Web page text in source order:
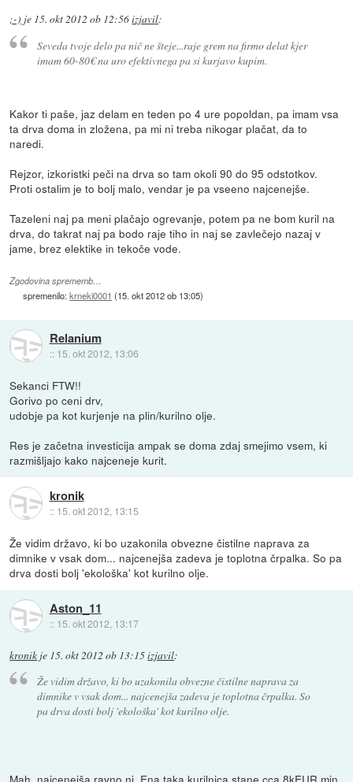
;-) je 15. okt 2012 ob 12:56izjavil:
Seveda tvoje delo pa nič ne šteje...raje grem na firmo delat kjer
imam 60-80€ na uro efektivnega pa si kurjavo kupim.
Kakor ti paše, jaz delam en teden po 4 ure popoldan, pa imam vsa
ta drva doma in zložena, pa mi ni treba nikogar plačat, da to
naredi.
Rejzor, izkoristki peči na drva so tam okoli 90 do 95 odstotkov.
Proti ostalim je to bolj malo, vendar je pa vseeno najcenejše.
Tazeleni naj pa meni plačajo ogrevanje, potem pa ne bom kuril na
drva, do takrat naj pa bodo raje tiho in naj se zavlečejo nazaj v
jame, brez elektike in tekoče vode.
Zgodovina sprememb…
spremenilo:krneki0001 (15. okt 2012 ob 13:05)
Relanium
:: 15. okt 2012, 13:06
Sekanci FTW!!
Gorivo po ceni drv,
udobje pa kot kurjenje na plin/kurilno olje.
Res je začetna investicija ampak se doma zdaj smejimo vsem, ki
razmišljajo kako najceneje kurit.
kronik
:: 15. okt 2012, 13:15
Že vidim državo, ki bo uzakonila obvezne čistilne naprava za
dimnike v vsak dom... najcenejša zadeva je toplotna črpalka. So pa
drva dosti bolj 'ekološka' kot kurilno olje.
Aston_11
:: 15. okt 2012, 13:17
kronik je 15. okt 2012 ob 13:15izjavil:
Že vidim državo, ki bo uzakonila obvezne čistilne naprava za
dimnike v vsak dom... najcenejša zadeva je toplotna črpalka. So
pa drva dosti bolj 'ekološka' kot kurilno olje.